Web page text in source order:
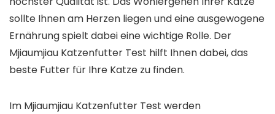
sollte Ihnen am Herzen liegen und eine ausgewogene
Ernährung spielt dabei eine wichtige Rolle. Der
Mjiaumjiau Katzenfutter Test hilft Ihnen dabei, das
beste Futter für Ihre Katze zu finden.
Im Mjiaumjiau Katzenfutter Test werden